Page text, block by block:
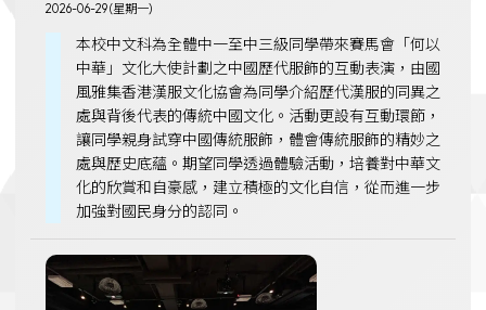
2026-06-29 (星期一)
本校中文科為全體中一至中三級同學帶來賽馬會「何以
中華」文化大使計劃之中國歷代服飾的互動表演，由國
風雅集香港漢服文化協會為同學介紹歷代漢服的同異之
處與背後代表的傳統中國文化。活動更設有互動環節，
讓同學親身試穿中國傳統服飾，體會傳統服飾的精妙之
處與歷史底蘊。期望同學透過體驗活動，培養對中華文
化的欣賞和自豪感，建立積極的文化自信，從而進一步
加強對國民身分的認同。